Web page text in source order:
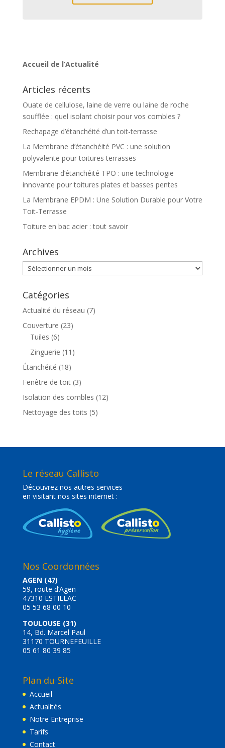
Accueil de l’Actualité
Articles récents
Ouate de cellulose, laine de verre ou laine de roche
soufflée : quel isolant choisir pour vos combles ?
Rechapage d’étanchéité d’un toit-terrasse
La Membrane d’étanchéité PVC : une solution
polyvalente pour toitures terrasses
Membrane d’étanchéité TPO : une technologie
innovante pour toitures plates et basses pentes
La Membrane EPDM : Une Solution Durable pour Votre
Toit-Terrasse
Toiture en bac acier : tout savoir
Archives
Archives
Catégories
Actualité du réseau (7)
Couverture (23)
Tuiles (6)
Zinguerie (11)
Étanchéité (18)
Fenêtre de toit(3)
Isolation des combles (12)
Nettoyage des toits (5)
Le réseau Callisto
Découvrez nos autres services
en visitant nos sites internet :
Nos Coordonnées
AGEN (47)
59, route d’Agen
47310 ESTILLAC
05 53 68 00 10
TOULOUSE (31)
14, Bd. Marcel Paul
31170 TOURNEFEUILLE
05 61 80 39 85
Plan du Site
Accueil
Actualités
Notre Entreprise
Tarifs
Contact